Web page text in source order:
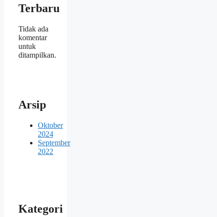
Terbaru
Tidak ada
komentar
untuk
ditampilkan.
Arsip
Oktober
2024
September
2022
Kategori